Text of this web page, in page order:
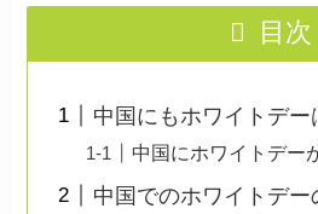
目次
中国にもホワイトデー
中国にホワイトデー
中国でのホワイトデー